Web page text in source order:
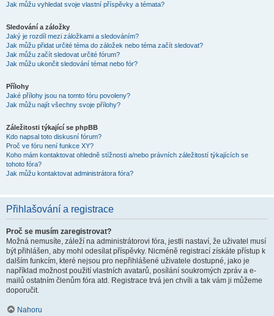
Jak můžu vyhledat svoje vlastní příspěvky a témata?
Sledování a záložky
Jaký je rozdíl mezi záložkami a sledováním?
Jak můžu přidat určité téma do záložek nebo téma začít sledovat?
Jak můžu začít sledovat určité fórum?
Jak můžu ukončit sledování témat nebo fór?
Přílohy
Jaké přílohy jsou na tomto fóru povoleny?
Jak můžu najít všechny svoje přílohy?
Záležitosti týkající se phpBB
Kdo napsal toto diskusní fórum?
Proč ve fóru není funkce XY?
Koho mám kontaktovat ohledně stížnosti a/nebo právních záležitostí týkajících se
tohoto fóra?
Jak můžu kontaktovat administrátora fóra?
Přihlašování a registrace
Proč se musím zaregistrovat?
Možná nemusíte, záleží na administrátorovi fóra, jestli nastaví, že uživatel musí
být přihlášen, aby mohl odesílat příspěvky. Nicméně registrací získáte přístup k
dalším funkcím, které nejsou pro nepřihlášené uživatele dostupné, jako je
například možnost použití vlastních avatarů, posílání soukromých zpráv a e-
mailů ostatním členům fóra atd. Registrace trvá jen chvíli a tak vám ji můžeme
doporučit.
Nahoru